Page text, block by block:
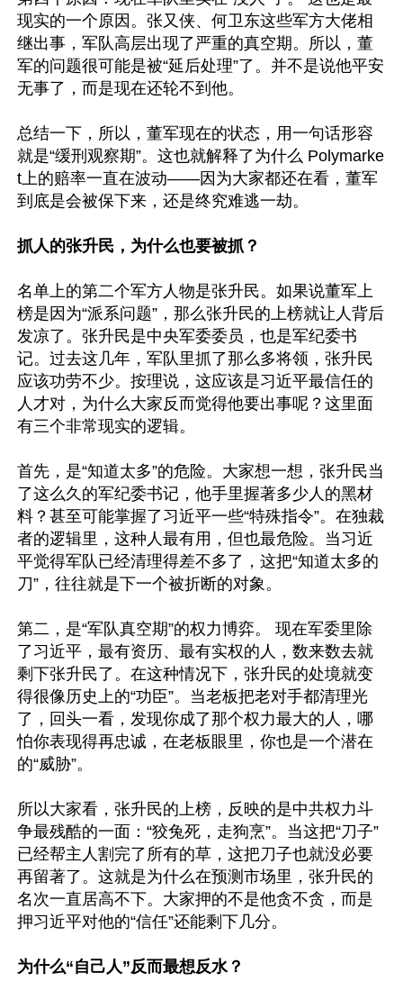
现实的一个原因。张又侠、何卫东这些军方大佬相
继出事，军队高层出现了严重的真空期。所以，董
军的问题很可能是被“延后处理”了。并不是说他平安
无事了，而是现在还轮不到他。
总结一下，所以，董军现在的状态，用一句话形容
就是“缓刑观察期”。这也就解释了为什么 Polymarke
t上的赔率一直在波动——因为大家都还在看，董军
到底是会被保下来，还是终究难逃一劫。
抓人的张升民，为什么也要被抓？
名单上的第二个军方人物是张升民。如果说董军上
榜是因为“派系问题”，那么张升民的上榜就让人背后
发凉了。张升民是中央军委委员，也是军纪委书
记。过去这几年，军队里抓了那么多将领，张升民
应该功劳不少。按理说，这应该是习近平最信任的
人才对，为什么大家反而觉得他要出事呢？这里面
有三个非常现实的逻辑。
首先，是“知道太多”的危险。大家想一想，张升民当
了这么久的军纪委书记，他手里握著多少人的黑材
料？甚至可能掌握了习近平一些“特殊指令”。在独裁
者的逻辑里，这种人最有用，但也最危险。当习近
平觉得军队已经清理得差不多了，这把“知道太多的
刀”，往往就是下一个被折断的对象。
第二，是“军队真空期”的权力博弈。 现在军委里除
了习近平，最有资历、最有实权的人，数来数去就
剩下张升民了。在这种情况下，张升民的处境就变
得很像历史上的“功臣”。当老板把老对手都清理光
了，回头一看，发现你成了那个权力最大的人，哪
怕你表现得再忠诚，在老板眼里，你也是一个潜在
的“威胁”。
所以大家看，张升民的上榜，反映的是中共权力斗
争最残酷的一面：“狡兔死，走狗烹”。当这把“刀子”
已经帮主人割完了所有的草，这把刀子也就没必要
再留著了。这就是为什么在预测市场里，张升民的
名次一直居高不下。大家押的不是他贪不贪，而是
押习近平对他的“信任”还能剩下几分。
为什么“自己人”反而最想反水？